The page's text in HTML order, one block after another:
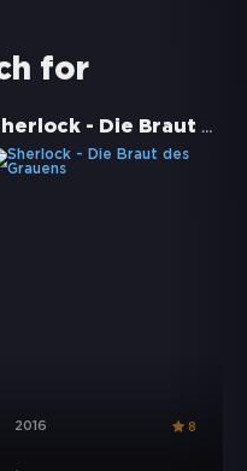
for
Sherlock - Die Braut des Grauens
2016 8